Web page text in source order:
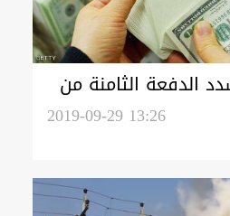
الدفعة الثامنة من
2019-09-29 13:26